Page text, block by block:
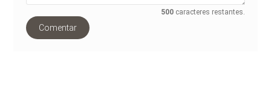
500 caracteres restantes.
Comentar